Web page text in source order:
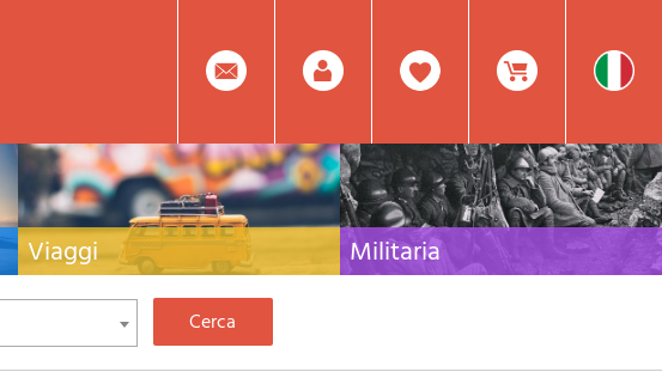
0
Prodotto(i) Attualmente
Nel
Facebook
Registrati
Viaggi
Guide turistiche per viaggi e letteratura di
viaggio per l'Italia, l'Europa e tutto il Mondo
Militaria
Raccolta delle migliori pubblicazioni (libri e dvd)